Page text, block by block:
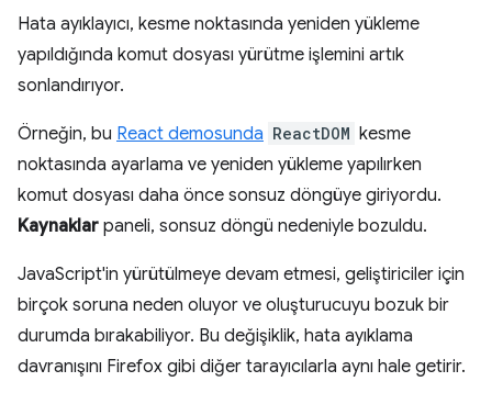
Hata ayıklayıcı, kesme noktasında yeniden yükleme
yapıldığında komut dosyası yürütme işlemini artık
sonlandırıyor.
Örneğin, bu React demosunda ReactDOM kesme
noktasında ayarlama ve yeniden yükleme yapılırken
komut dosyası daha önce sonsuz döngüye giriyordu.
Kaynaklar paneli, sonsuz döngü nedeniyle bozuldu.
JavaScript'in yürütülmeye devam etmesi, geliştiriciler için
birçok soruna neden oluyor ve oluşturucuyu bozuk bir
durumda bırakabiliyor. Bu değişiklik, hata ayıklama
davranışını Firefox gibi diğer tarayıcılarla aynı hale getirir.